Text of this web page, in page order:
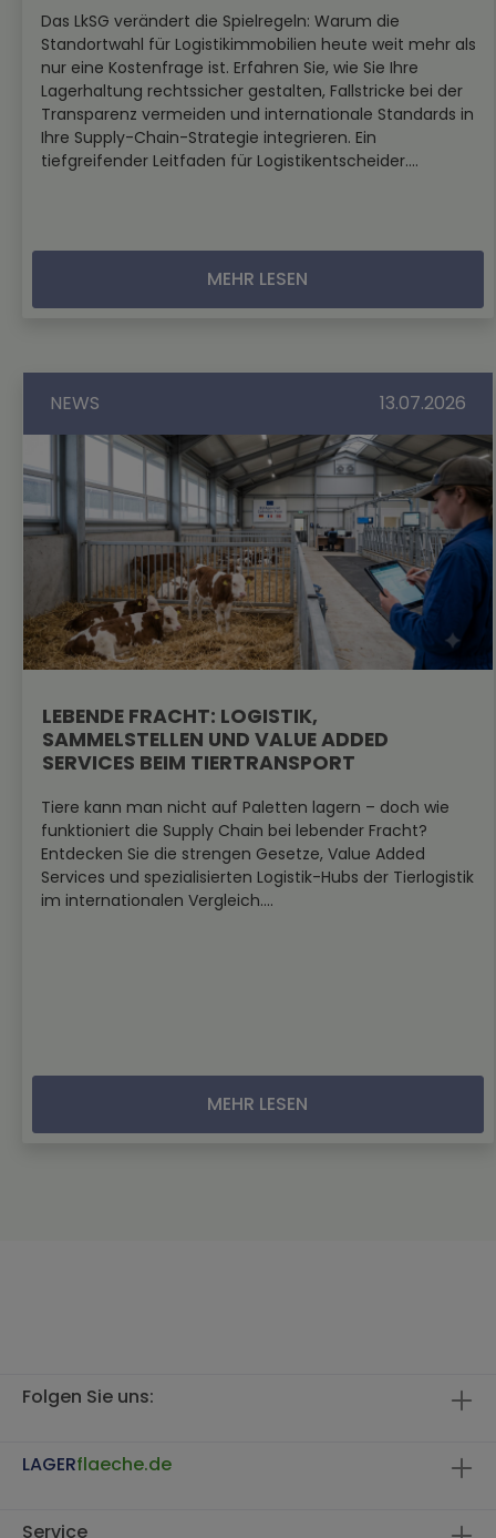
Das LkSG verändert die Spielregeln: Warum die
Standortwahl für Logistikimmobilien heute weit mehr als
nur eine Kostenfrage ist. Erfahren Sie, wie Sie Ihre
Lagerhaltung rechtssicher gestalten, Fallstricke bei der
Transparenz vermeiden und internationale Standards in
Ihre Supply-Chain-Strategie integrieren. Ein
tiefgreifender Leitfaden für Logistikentscheider....
MEHR LESEN
NEWS 13.07.2026
LEBENDE FRACHT: LOGISTIK,
SAMMELSTELLEN UND VALUE ADDED
SERVICES BEIM TIERTRANSPORT
Tiere kann man nicht auf Paletten lagern – doch wie
funktioniert die Supply Chain bei lebender Fracht?
Entdecken Sie die strengen Gesetze, Value Added
Services und spezialisierten Logistik-Hubs der Tierlogistik
im internationalen Vergleich....
MEHR LESEN
Folgen Sie uns:
LAGERflaeche.de
Service